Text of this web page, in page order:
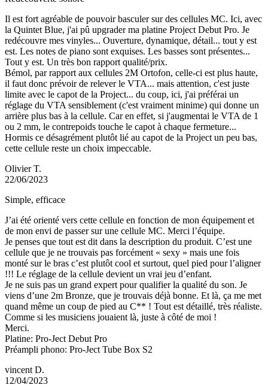
Il est fort agréable de pouvoir basculer sur des cellules MC. Ici, avec
la Quintet Blue, j'ai pû upgrader ma platine Project Debut Pro. Je
redécouvre mes vinyles... Ouverture, dynamique, détail... tout y est
est. Les notes de piano sont exquises. Les basses sont présentes...
Tout y est. Un très bon rapport qualité/prix.
Bémol, par rapport aux cellules 2M Ortofon, celle-ci est plus haute,
il faut donc prévoir de relever le VTA... mais attention, c'est juste
limite avec le capot de la Project... du coup, ici, j'ai préférai un
réglage du VTA sensiblement (c'est vraiment minime) qui donne un
arrière plus bas à la cellule. Car en effet, si j'augmentai le VTA de 1
ou 2 mm, le contrepoids touche le capot à chaque fermeture...
Hormis ce désagrément plutôt lié au capot de la Project un peu bas,
cette cellule reste un choix impeccable.
Olivier T.
22/06/2023
Simple, efficace
J’ai été orienté vers cette cellule en fonction de mon équipement et
de mon envi de passer sur une cellule MC. Merci l’équipe.
Je penses que tout est dit dans la description du produit. C’est une
cellule que je ne trouvais pas forcément « sexy » mais une fois
monté sur le bras c’est plutôt cool et surtout, quel pied pour l’aligner
!!! Le réglage de la cellule devient un vrai jeu d’enfant.
Je ne suis pas un grand expert pour qualifier la qualité du son. Je
viens d’une 2m Bronze, que je trouvais déjà bonne. Et là, ça me met
quand même un coup de pied au C** ! Tout est détaillé, très réaliste.
Comme si les musiciens jouaient là, juste à côté de moi !
Merci.
Platine: Pro-Ject Debut Pro
Préampli phono: Pro-Ject Tube Box S2
vincent D.
12/04/2023